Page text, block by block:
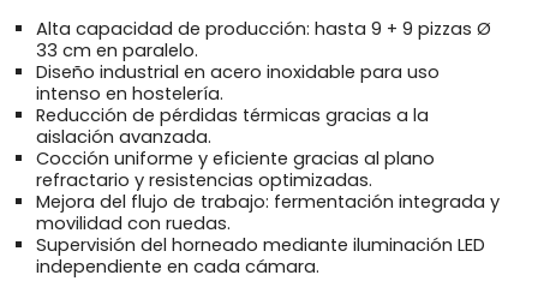
Alta capacidad de producción: hasta 9 + 9 pizzas Ø
33 cm en paralelo.
Diseño industrial en acero inoxidable para uso
intenso en hostelería.
Reducción de pérdidas térmicas gracias a la
aislación avanzada.
Cocción uniforme y eficiente gracias al plano
refractario y resistencias optimizadas.
Mejora del flujo de trabajo: fermentación integrada y
movilidad con ruedas.
Supervisión del horneado mediante iluminación LED
independiente en cada cámara.